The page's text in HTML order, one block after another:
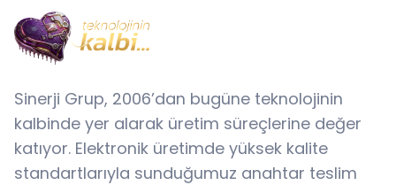
Sinerji Grup, 2006’dan bugüne teknolojinin
kalbinde yer alarak üretim süreçlerine değer
katıyor. Elektronik üretimde yüksek kalite
standartlarıyla sunduğumuz anahtar teslim